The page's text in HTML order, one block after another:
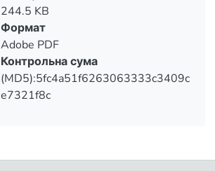
244.5 KB
Формат
Adobe PDF
Контрольна сума
(MD5):5fc4a51f6263063333c3409c
e7321f8c